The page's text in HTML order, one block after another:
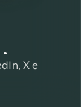
X e